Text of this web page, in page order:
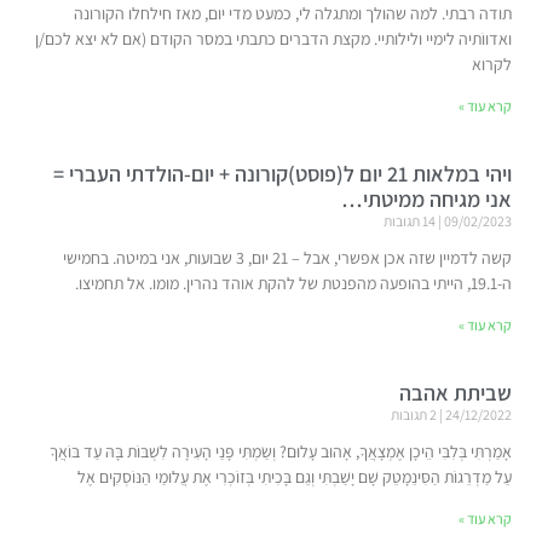
תודה רבתי. למה שהולך ומתגלה לי, כמעט מדי יום, מאז חילחלו הקורונה
ואדווֹתיה לימיי ולילותיי. מקצת הדברים כתבתי במסר הקודם (אם לא יצא לכם/ן
לקרוא
קרא עוד »
ויהי במלאות 21 יום ל(פוסט)קורונה + יום-הולדתי העברי =
אני מגיחה ממיטתי…
09/02/2023
קשה לדמיין שזה אכן אפשרי, אבל – 21 יום, 3 שבועות, אני במיטה. בחמישי
ה-19.1, הייתי בהופעה מהפנטת של להקת אוהד נהרין. מומו. אל תחמיצו.
קרא עוד »
שביתת אהבה
24/12/2022
אָמַרְתִּי בְּלִבִּי הֵיכָן אֶמְצָאֲךָ, אָהוּב עָלוּם? וְשַׂמְתִּי פָּנַי הָעִירָה לִשְׁבּוֹת בָּהּ עַד בּוֹאֲךָ
עַל מַדְרֵגוֹת הַסִּינֵמָטֵק שָׁם יָשַׁבְתִּי וְגַם בָּכִיתִי בְּזוֹכְרִי אֶת עֲלוּמַי הַנּוֹסְקִים אֶל
קרא עוד »